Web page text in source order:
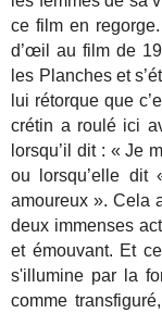
ce film en
d’œil au film de
les Planches et
lui rétorque que
crétin a roulé ici
lorsqu’il dit : « Je
ou lorsqu’elle dit
amoureux ». Cela
deux immenses
et émouvant. Et
s'illumine par la
comme